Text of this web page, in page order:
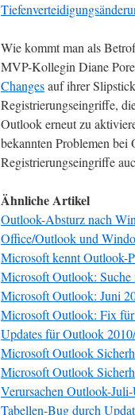
Wie kommt man als
MVP-Kollegin Diane
Changesauf ihrer
Registrierungseingriffe,
Outlook erneut zu
bekannten Problemen
Registrierungseingriffe
Ähnliche Artikel
Outlook-Absturz nach
Office/Outlook und
Microsoft kennt Outlook-
Microsoft Outlook:
Microsoft Outlook: Juni
Microsoft Outlook: Fix
Updates für Outlook
Microsoft Outlook
Microsoft Outlook
Verursachen Outlook-
Tabellen-Bug durch